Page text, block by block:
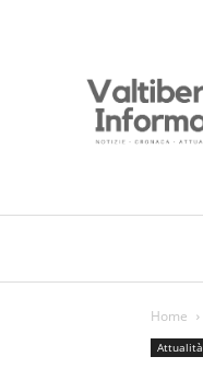
Home
Attualità